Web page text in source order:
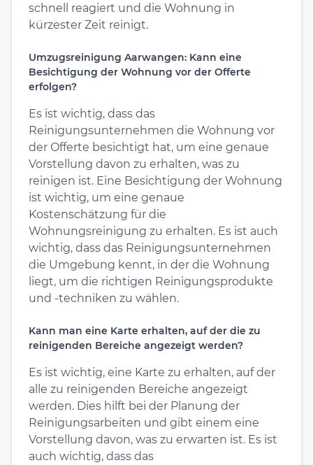
schnell reagiert und die Wohnung in
kürzester Zeit reinigt.
Umzugsreinigung Aarwangen: Kann eine
Besichtigung der Wohnung vor der Offerte
erfolgen?
Es ist wichtig, dass das
Reinigungsunternehmen die Wohnung vor
der Offerte besichtigt hat, um eine genaue
Vorstellung davon zu erhalten, was zu
reinigen ist. Eine Besichtigung der Wohnung
ist wichtig, um eine genaue
Kostenschätzung für die
Wohnungsreinigung zu erhalten. Es ist auch
wichtig, dass das Reinigungsunternehmen
die Umgebung kennt, in der die Wohnung
liegt, um die richtigen Reinigungsprodukte
und -techniken zu wählen.
Kann man eine Karte erhalten, auf der die zu
reinigenden Bereiche angezeigt werden?
Es ist wichtig, eine Karte zu erhalten, auf der
alle zu reinigenden Bereiche angezeigt
werden. Dies hilft bei der Planung der
Reinigungsarbeiten und gibt einem eine
Vorstellung davon, was zu erwarten ist. Es ist
auch wichtig, dass das